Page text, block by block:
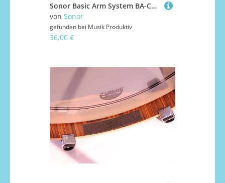
Sonor Basic Arm System BA-CH Cymbal Holder Sonstige Hardware
von Sonor
gefunden bei Musik Produktiv
36,00 €